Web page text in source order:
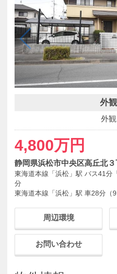
外観
外観
4,800万円
静岡県浜松市中央区高丘北
東海道本線「浜松」駅 バス41分
分
東海道本線「浜松」駅 車28分（
周辺環境
お問い合わせ